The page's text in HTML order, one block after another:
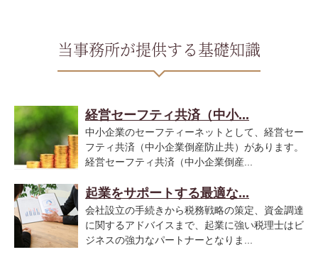
当事務所が提供する基礎知識
経営セーフティ共済（中小...
中小企業のセーフティーネットとして、経営セー
フティ共済（中小企業倒産防止共）があります。
経営セーフティ共済（中小企業倒産...
起業をサポートする最適な...
会社設立の手続きから税務戦略の策定、資金調達
に関するアドバイスまで、起業に強い税理士はビ
ジネスの強力なパートナーとなりま...